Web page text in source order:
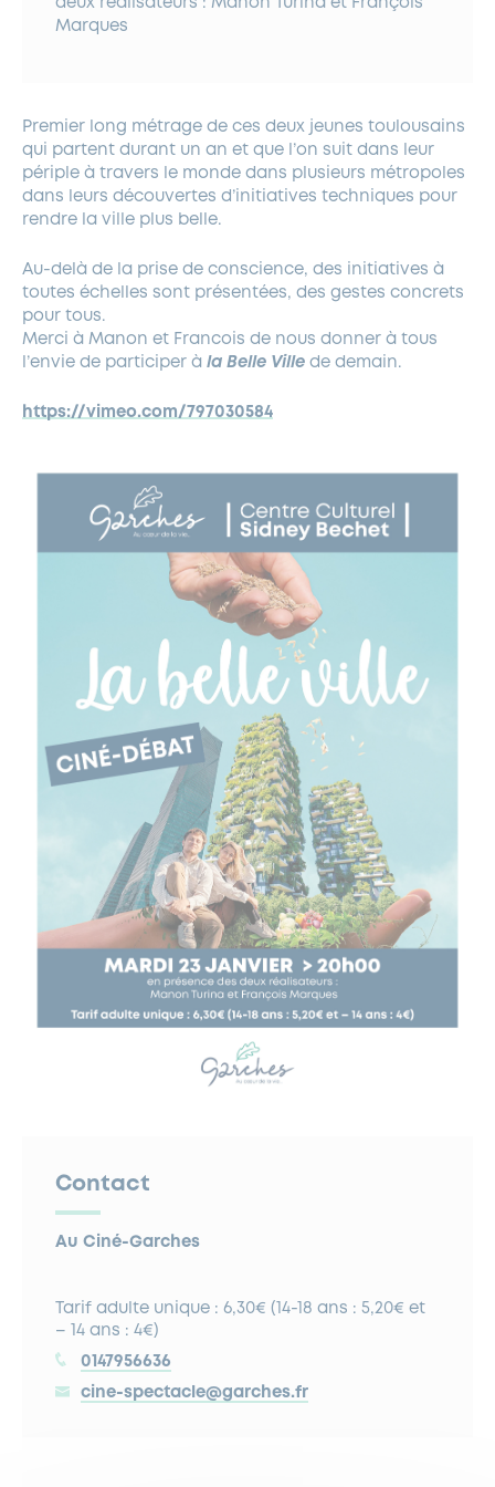
Marques
Premier long métrage de ces deux jeunes toulousains
qui partent durant un an et que l’on suit dans leur
périple à travers le monde dans plusieurs métropoles
dans leurs découvertes d’initiatives techniques pour
rendre la ville plus belle.
Au-delà de la prise de conscience, des initiatives à
toutes échelles sont présentées, des gestes concrets
pour tous.
Merci à Manon et Francois de nous donner à tous
l’envie de participer à la Belle Ville de demain.
https://vimeo.com/797030584
Contact
Au Ciné-Garches
Tarif adulte unique : 6,30€ (14-18 ans : 5,20€ et
– 14 ans : 4€)
0147956636
cine-spectacle@garches.fr